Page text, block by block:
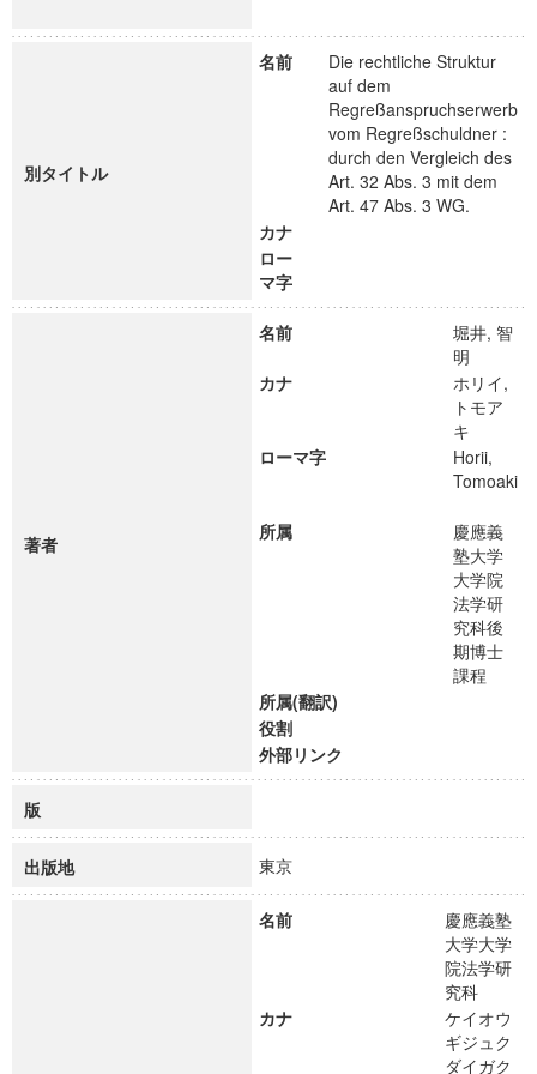
別タイトル
名前
Die rechtliche Struktur
auf dem
Regreßanspruchserwerb
vom Regreßschuldner :
durch den Vergleich des
Art. 32 Abs. 3 mit dem
Art. 47 Abs. 3 WG.
カナ
ロー
マ字
著者
名前
堀井, 智
明
カナ
ホリイ,
トモア
キ
ローマ字
Horii,
Tomoaki
所属
慶應義
塾大学
大学院
法学研
究科後
期博士
課程
所属(翻訳)
役割
外部リンク
版
出版地 東京
名前
慶應義塾
大学大学
院法学研
究科
カナ
ケイオウ
ギジュク
ダイガク